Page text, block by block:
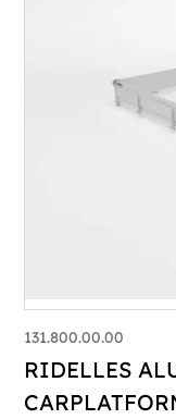
131.800.00.00
RIDELLES